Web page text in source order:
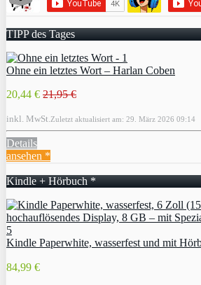
TIPP des Tages
Ohne ein letztes Wort – Harlan Coben
20,44 € 21,95 €
inkl. MwSt. Zuletzt aktualisiert am: 29. März 2026 09:14
Details
ansehen *
Kindle + Hörbuch *
Kindle Paperwhite, wasserfest und mit
84,99 €